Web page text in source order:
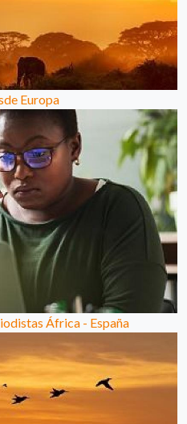
Europa
África - España